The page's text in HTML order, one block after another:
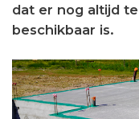
dat er nog altijd
beschikbaar is.